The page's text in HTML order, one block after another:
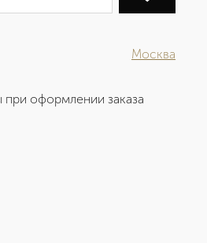
Москва
при оформлении заказа